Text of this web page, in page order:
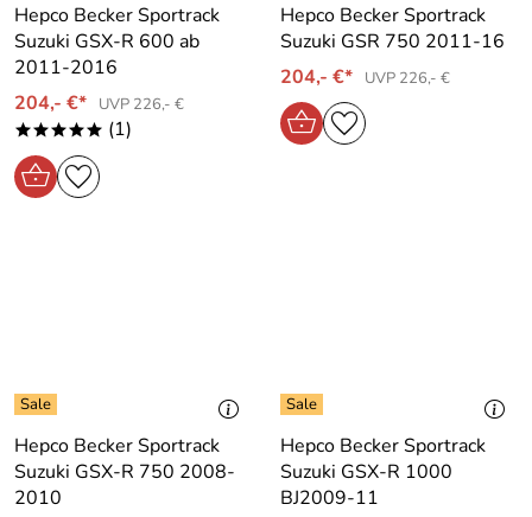
Hepco Becker Sportrack
Suzuki GSX-R 600 ab
2011-2016
204,- €*
UVP 226,- €
***** (1)
Hepco Becker Sportrack
Suzuki GSR 750 2011-16
204,- €*
UVP 226,- €
Hepco Becker Sportrack
Suzuki GSX-R 750 2008-
2010
Hepco Becker Sportrack
Suzuki GSX-R 1000
BJ2009-11